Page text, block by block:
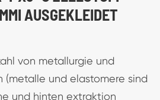
AUSGEKLEIDET
von metallurgie und
und elastomere sind
und hinten extraktion